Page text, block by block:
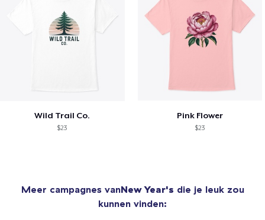
Wild Trail Co.
$23
Pink Flower
$23
Meer campagnes vanNew Year's die je leuk zou
kunnen vinden: